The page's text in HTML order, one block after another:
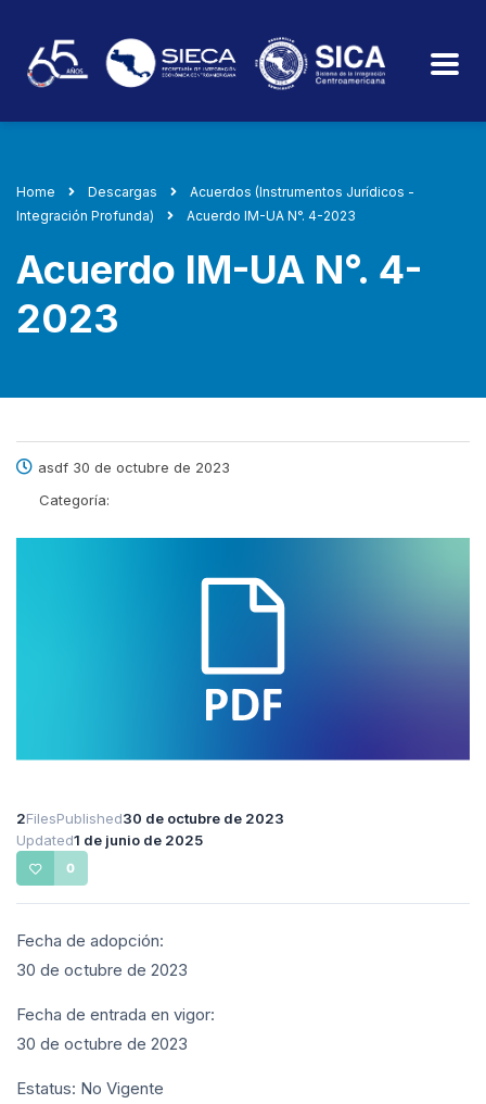
Home Descargas
Acuerdos (Instrumentos Jurídicos -
Integración Profunda)
Acuerdo IM-UA N°. 4-2023
Acuerdo IM-UA N°. 4-
2023
asdf 30 de octubre de 2023
Categoría:
2FilesPublished30 de octubre de 2023
Updated1 de junio de 2025
0
Fecha de adopción:
30 de octubre de 2023
Fecha de entrada en vigor:
30 de octubre de 2023
Estatus: No Vigente